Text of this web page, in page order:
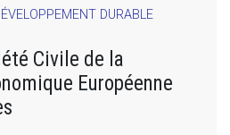
DURABLE
Civile de la
Européenne